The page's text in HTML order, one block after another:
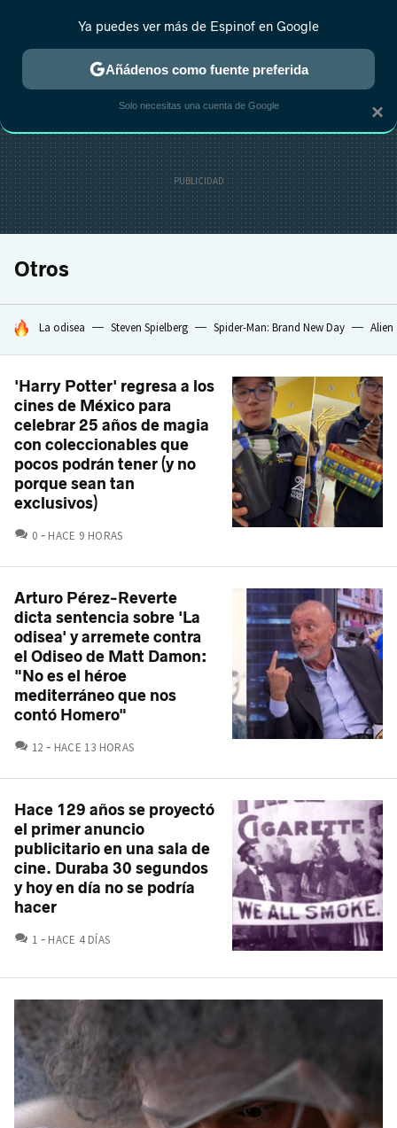
MENÚ NUEVO
ESTRENOS REALITY ANIME RANKINGS CINE
Otros
HOY SE HABLA DE
La odisea Steven Spielberg Spider-Man: Brand New Day Alien
'Harry Potter' regresa a los
cines de México para
celebrar 25 años de magia
con coleccionables que
pocos podrán tener (y no
porque sean tan
exclusivos)
0 COMENTARIOS
HACE 9 HORAS
Arturo Pérez-Reverte
dicta sentencia sobre 'La
odisea' y arremete contra
el Odiseo de Matt Damon:
"No es el héroe
mediterráneo que nos
contó Homero"
12 COMENTARIOS
HACE 13 HORAS
Hace 129 años se proyectó
el primer anuncio
publicitario en una sala de
cine. Duraba 30 segundos
y hoy en día no se podría
hacer
1 COMENTARIOS
HACE 4 DÍAS
×
Ya puedes ver más de Espinof en Google
Añádenos como fuente preferida
Solo necesitas una cuenta de Google